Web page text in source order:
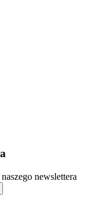
newslettera